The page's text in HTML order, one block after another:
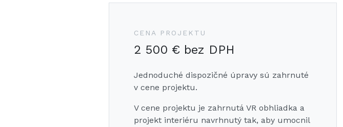
CENA PROJEKTU
2 500 € bez DPH
Jednoduché dispozičné úpravy sú zahrnuté
v cene projektu.
V cene projektu je zahrnutá VR obhliadka a
projekt interiéru navrhnutý tak, aby umocnil